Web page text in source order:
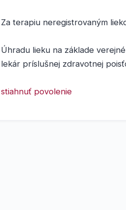
Za terapiu neregistrovaným
Úhradu lieku na základe
lekár príslušnej zdravotnej
stiahnuť povolenie